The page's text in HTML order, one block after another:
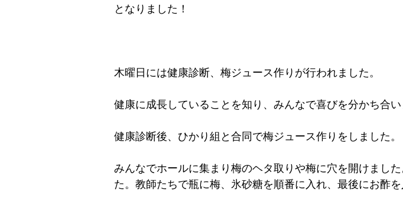
となりました！
木曜日には健康診断、梅ジュース作りが行われました。
健康に成長していることを知り、みんなで喜びを分かち合い
健康診断後、ひかり組と合同で梅ジュース作りをしました。
みんなでホールに集まり梅のヘタ取りや梅に穴を開けまし
た。教師たちで瓶に梅、氷砂糖を順番に入れ、最後にお酢